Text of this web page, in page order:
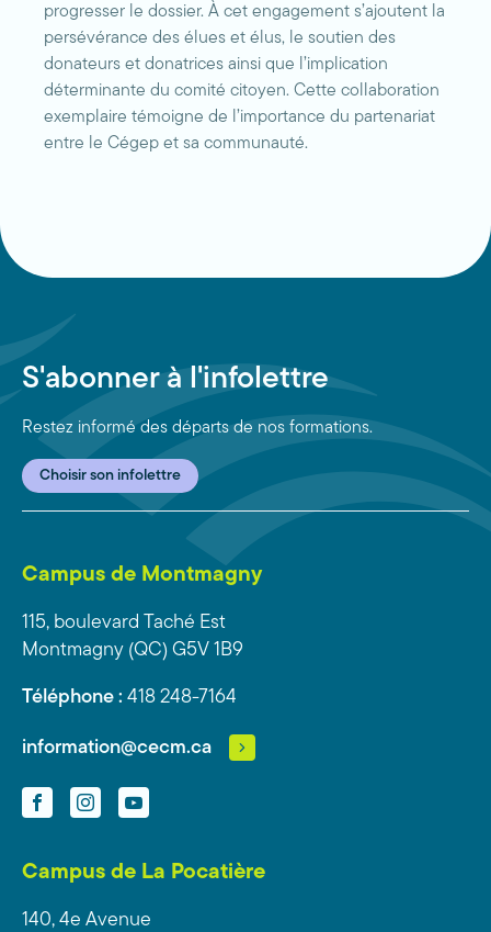
progresser le dossier. À cet engagement s’ajoutent la
persévérance des élues et élus, le soutien des
donateurs et donatrices ainsi que l’implication
déterminante du comité citoyen. Cette collaboration
exemplaire témoigne de l’importance du partenariat
entre le Cégep et sa communauté.
S'abonner à l'infolettre
Restez informé des départs de nos formations.
Choisir son infolettre
Campus de Montmagny
115, boulevard Taché Est
Montmagny (QC) G5V 1B9
Téléphone : 418 248-7164
information@cecm.ca
FacebookInstagramYouTube
Campus de La Pocatière
140, 4e Avenue